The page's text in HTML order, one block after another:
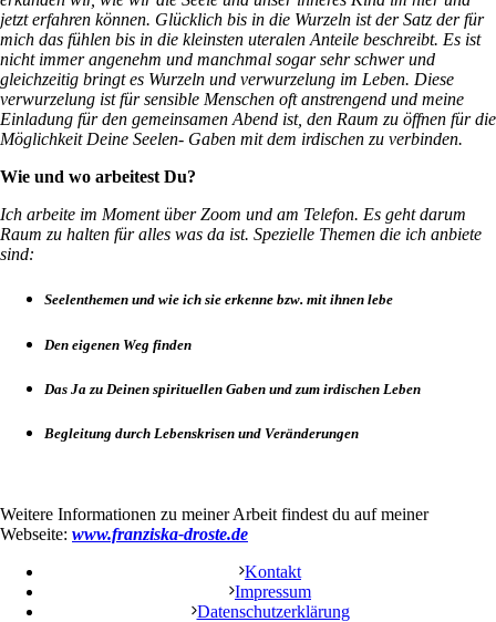
jetzt erfahren können. Glücklich bis in die Wurzeln ist der Satz der für
mich das fühlen bis in die kleinsten uteralen Anteile beschreibt. Es ist
nicht immer angenehm und manchmal sogar sehr schwer und
gleichzeitig bringt es Wurzeln und verwurzelung im Leben. Diese
verwurzelung ist für sensible Menschen oft anstrengend und meine
Einladung für den gemeinsamen Abend ist, den Raum zu öffnen für die
Möglichkeit Deine Seelen- Gaben mit dem irdischen zu verbinden.
Wie und wo arbeitest Du?
Ich arbeite im Moment über Zoom und am Telefon. Es geht darum
Raum zu halten für alles was da ist. Spezielle Themen die ich anbiete
sind:
Seelenthemen und wie ich sie erkenne bzw. mit ihnen lebe
Den eigenen Weg finden
Das Ja zu Deinen spirituellen Gaben und zum irdischen Leben
Begleitung durch Lebenskrisen und Veränderungen
Weitere Informationen zu meiner Arbeit findest du auf meiner
Webseite: www.franziska-droste.de
Kontakt
Impressum
Datenschutzerklärung